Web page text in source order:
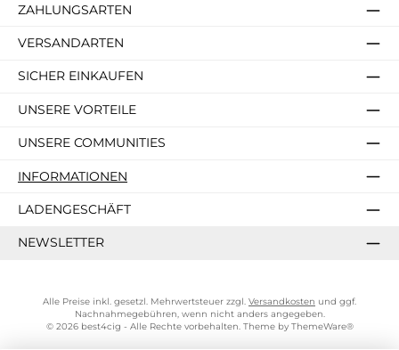
ZAHLUNGSARTEN
VERSANDARTEN
SICHER EINKAUFEN
UNSERE VORTEILE
UNSERE COMMUNITIES
INFORMATIONEN
LADENGESCHÄFT
NEWSLETTER
Alle Preise inkl. gesetzl. Mehrwertsteuer zzgl. Versandkosten und ggf.
Nachnahmegebühren, wenn nicht anders angegeben.
© 2026 best4cig - Alle Rechte vorbehalten. Theme by ThemeWare®